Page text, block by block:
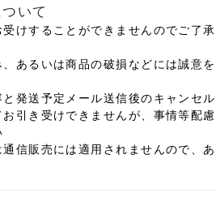
いて
けすることができませんのでご了承
あるいは商品の破損などには誠意を
発送予定メール送信後のキャンセル
引き受けできませんが、事情等配慮
通信販売には適用されませんので、あ